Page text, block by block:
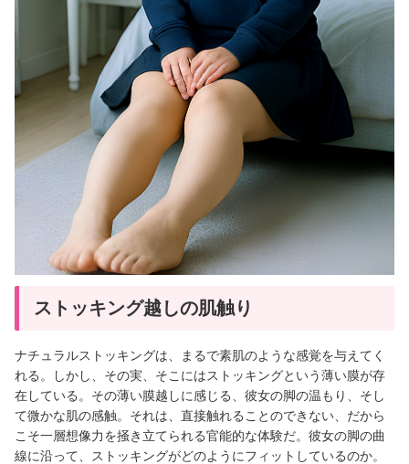
ストッキング越しの肌触り
ナチュラルストッキングは、まるで素肌のような感覚を与えてく
れる。しかし、その実、そこにはストッキングという薄い膜が存
在している。その薄い膜越しに感じる、彼女の脚の温もり、そし
て微かな肌の感触。それは、直接触れることのできない、だから
こそ一層想像力を掻き立てられる官能的な体験だ。彼女の脚の曲
線に沿って、ストッキングがどのようにフィットしているのか。